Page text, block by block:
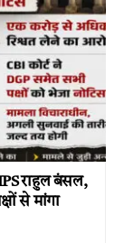
राहुल बंसल,
से मांगा